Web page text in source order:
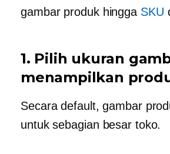
gambar produk hingga SKU
1. Pilih ukuran
menampilkan
Secara default, gambar
untuk sebagian besar toko.